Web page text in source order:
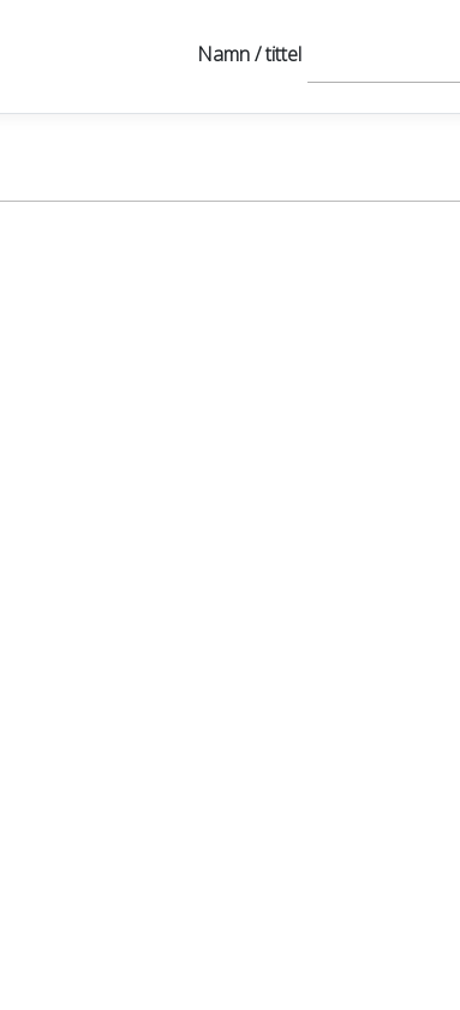
Namn / tittel